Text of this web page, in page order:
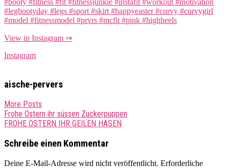
View in Instagram ⇒
Instagram
aische-pervers
More Posts
Post
navigation
Frohe Ostern ihr süssen Zuckerpuppen
FROHE OSTERN IHR GEILEN HASEN
Schreibe einen Kommentar
Deine E-Mail-Adresse wird nicht veröffentlicht. Erforderliche